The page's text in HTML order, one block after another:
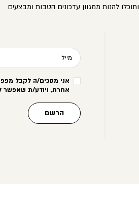
להנות ממגוון עדכונים הטבות ומבצעים
מייל
אני מסכים/ה לקבל
אחרת, ויודע/ת שאפשר
הרשם